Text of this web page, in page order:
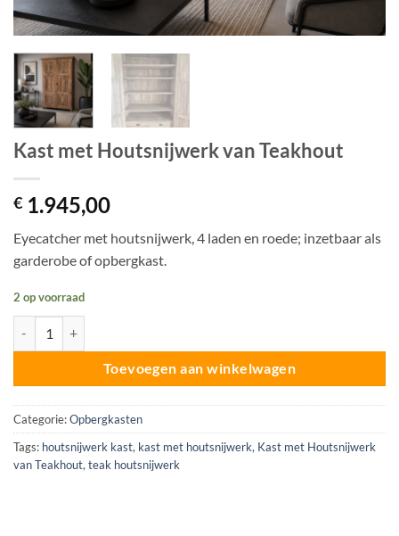
Kast met Houtsnijwerk van Teakhout
€ 1.945,00
Eyecatcher met houtsnijwerk, 4 laden en roede; inzetbaar als
garderobe of opbergkast.
2 op voorraad
Toevoegen aan winkelwagen
Categorie:Opbergkasten
Tags: houtsnijwerk kast, kast met houtsnijwerk, Kast met Houtsnijwerk
van Teakhout, teak houtsnijwerk